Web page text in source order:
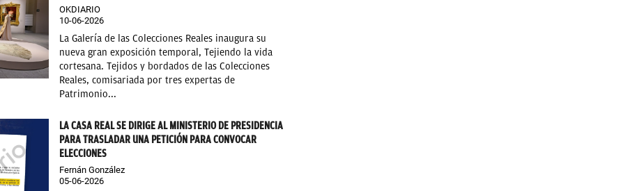
OKDIARIO
10-06-2026
La Galería de las Colecciones Reales inaugura su
nueva gran exposición temporal, Tejiendo la vida
cortesana. Tejidos y bordados de las Colecciones
Reales, comisariada por tres expertas de
Patrimonio...
LA CASA REAL SE DIRIGE AL MINISTERIO DE PRESIDENCIA
PARA TRASLADAR UNA PETICIÓN PARA CONVOCAR
ELECCIONES
Fernán González
05-06-2026